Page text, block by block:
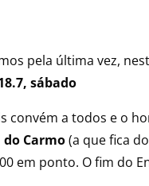
pela última vez,
sábado
convém a todos e o
do Carmo(a que fica
em ponto. O fim do